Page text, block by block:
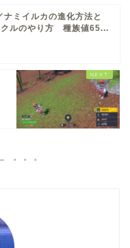
ナミイルカの進化方法と
クルのやり方 種族値65...